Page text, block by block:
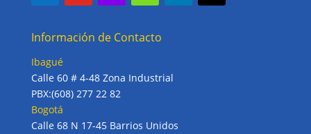
Información de Contacto
Ibagué
Calle 60 # 4-48 Zona Industrial
PBX:(608) 277 22 82
Bogotá
Calle 68 N 17-45 Barrios Unidos